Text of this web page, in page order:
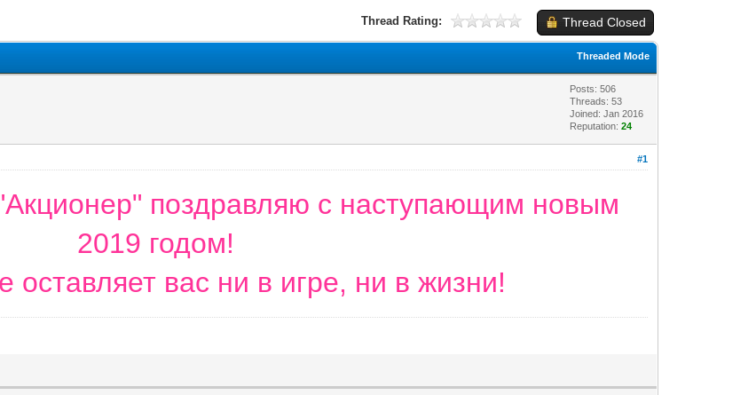
Thread Closed
Thread Rating:
Threaded Mode
Posts: 506
Threads: 53
Joined: Jan 2016
Reputation:24
#1
поздравляю с наступающим новым
2019 годом!
оставляет вас ни в игре, ни в жизни!